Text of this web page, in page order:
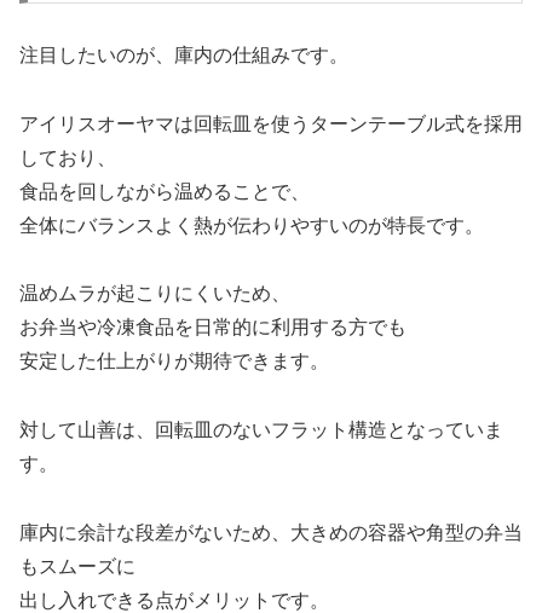
注目したいのが、庫内の仕組みです。
アイリスオーヤマは回転皿を使うターンテーブル式を採用
しており、
食品を回しながら温めることで、
全体にバランスよく熱が伝わりやすいのが特長です。
温めムラが起こりにくいため、
お弁当や冷凍食品を日常的に利用する方でも
安定した仕上がりが期待できます。
対して山善は、回転皿のないフラット構造となっていま
す。
庫内に余計な段差がないため、大きめの容器や角型の弁当
もスムーズに
出し入れできる点がメリットです。